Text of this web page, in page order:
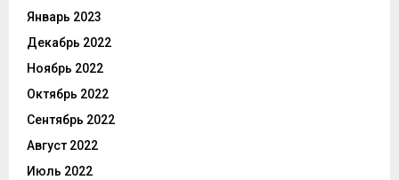
Январь 2023
Декабрь 2022
Ноябрь 2022
Октябрь 2022
Сентябрь 2022
Август 2022
Июль 2022